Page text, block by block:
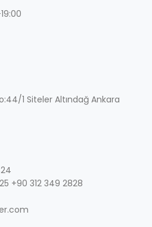
1 Siteler Altındağ Ankara
+90 312 349 2828